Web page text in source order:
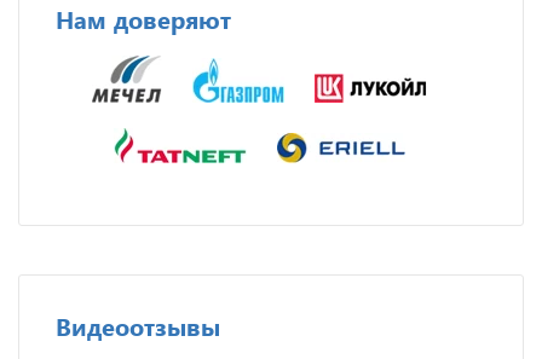
Нам доверяют
Видеоотзывы